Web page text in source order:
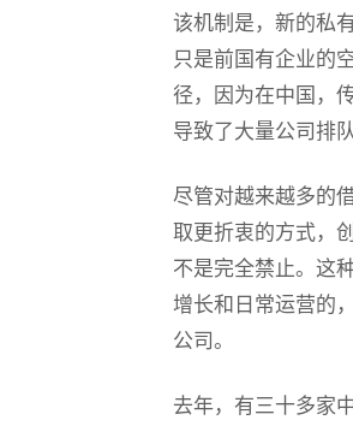
该机制是，新的私
只是前国有企业的
径，因为在中国，
导致了大量公司排
尽管对越来越多的
取更折衷的方式，
不是完全禁止。这
增长和日常运营的
公司。
去年，有三十多家